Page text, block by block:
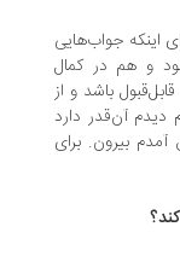
جواب‌هایی
در کمال
باشد و از
دارد
برای